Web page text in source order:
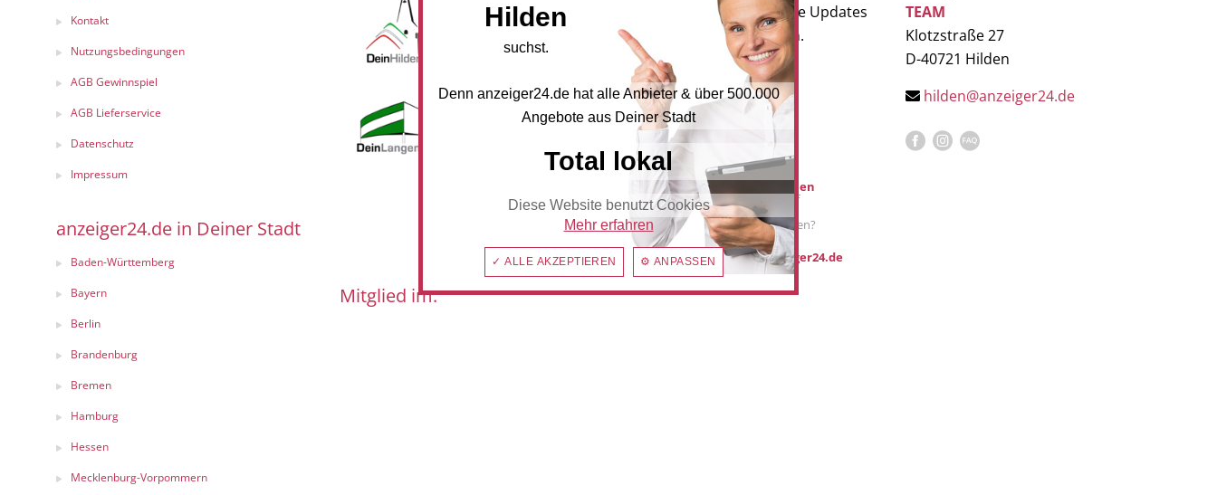
Kontakt
Nutzungsbedingungen
AGB Gewinnspiel
AGB Lieferservice
Datenschutz
Impressum
anzeiger24.de in Deiner Stadt
Baden-Württemberg
Bayern
Berlin
Brandenburg
Bremen
Hamburg
Hessen
Mecklenburg-Vorpommern
Mitglied im:
Newsletter an, um neueste Updates
und Angebote zu erhalten.
NEWSLETTER BESTELLEN
Mediadaten
Werbung buchen
Sie möchten auf
anzeiger24.de
Werbung schalten?
hilden@anzeiger24.de
TEAM
Klotzstraße 27
D-40721 Hilden
hilden@anzeiger24.de
Hilden
suchst.
Denn anzeiger24.de hat alle Anbieter & über 500.000
Angebote aus Deiner Stadt
Total lokal
Diese Website benutzt Cookies
Mehr erfahren
✓ ALLE AKZEPTIEREN ⚙ ANPASSEN